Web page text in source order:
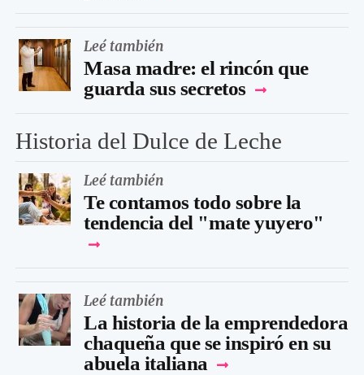
Leé también
Masa madre: el rincón que
guarda sus secretos
Historia del Dulce de Leche
Leé también
Te contamos todo sobre la
tendencia del "mate yuyero"
Leé también
La historia de la emprendedora
chaqueña que se inspiró en su
abuela italiana